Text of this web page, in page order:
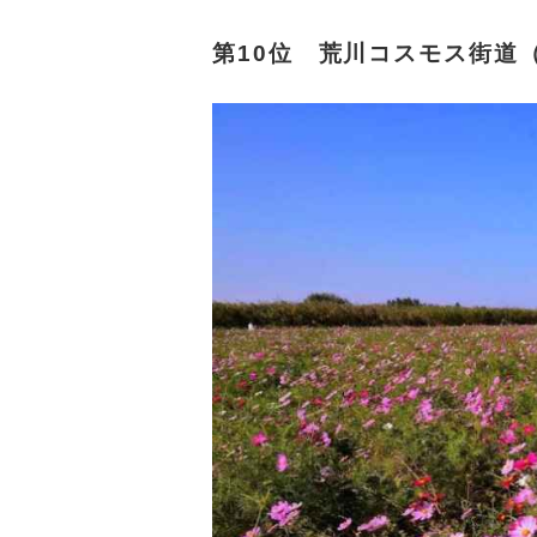
第10位 荒川コスモス街道